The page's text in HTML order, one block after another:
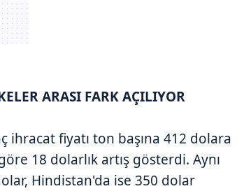
ARASI FARK AÇILIYOR
ihracat fiyatı ton başına 412 dolara
18 dolarlık artış gösterdi. Aynı
Hindistan'da ise 350 dolar